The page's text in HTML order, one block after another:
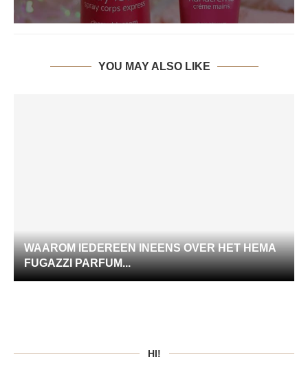
YOU MAY ALSO LIKE
WAAROM IEDEREEN INEENS OVER HET HEMA
FUGAZZI PARFUM...
HI!